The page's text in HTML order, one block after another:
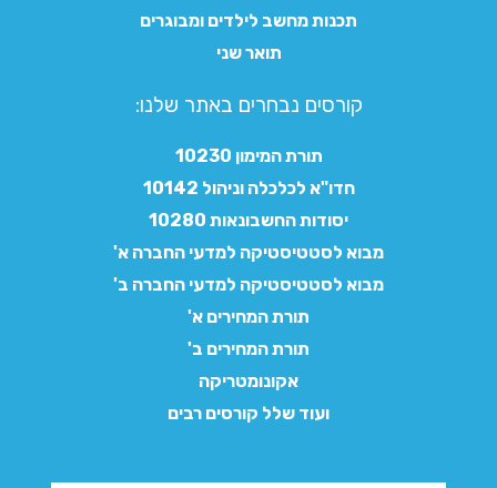
תכנות מחשב לילדים ומבוגרים
תואר שני
קורסים נבחרים באתר שלנו:​
תורת המימון 10230
חדו"א לכלכלה וניהול 10142
יסודות החשבונאות 10280
מבוא לסטטיסטיקה למדעי החברה א'
מבוא לסטטיסטיקה למדעי החברה ב'
תורת המחירים א'
תורת המחירים ב'
אקונומטריקה
ועוד שלל קורסים רבים